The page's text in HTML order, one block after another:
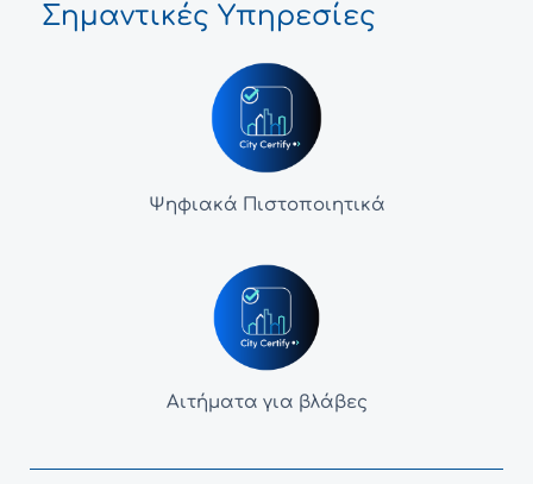
Σημαντικές Υπηρεσίες
Ψηφιακά Πιστοποιητικά
Αιτήματα για βλάβες